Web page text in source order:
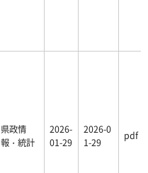
県政情
報・統計
2026-
01-29
2026-0
1-29
pdf